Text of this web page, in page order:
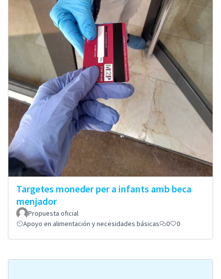
Targetes moneder per a infants amb beca
menjador
Propuesta oficial
Apoyo en alimentación y necesidades básicas
0 0